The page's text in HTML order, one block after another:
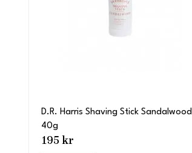
D.R. Harris Shaving Stick Sandalwood
40g
195 kr